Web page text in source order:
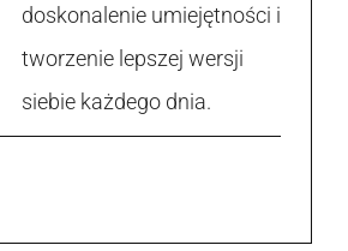
doskonalenie umiejętności i
tworzenie lepszej wersji
siebie każdego dnia.